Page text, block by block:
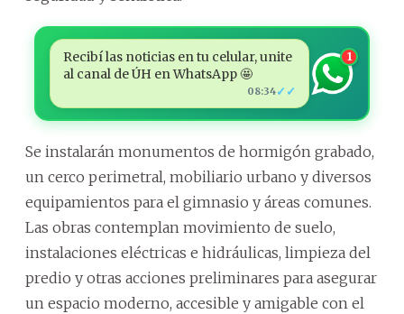
Recibí las noticias en tu celular, unite
al canal de ÚH en WhatsApp 🤩
08:34✓✓
1
Se instalarán monumentos de hormigón grabado,
un cerco perimetral, mobiliario urbano y diversos
equipamientos para el gimnasio y áreas comunes.
Las obras contemplan movimiento de suelo,
instalaciones eléctricas e hidráulicas, limpieza del
predio y otras acciones preliminares para asegurar
un espacio moderno, accesible y amigable con el